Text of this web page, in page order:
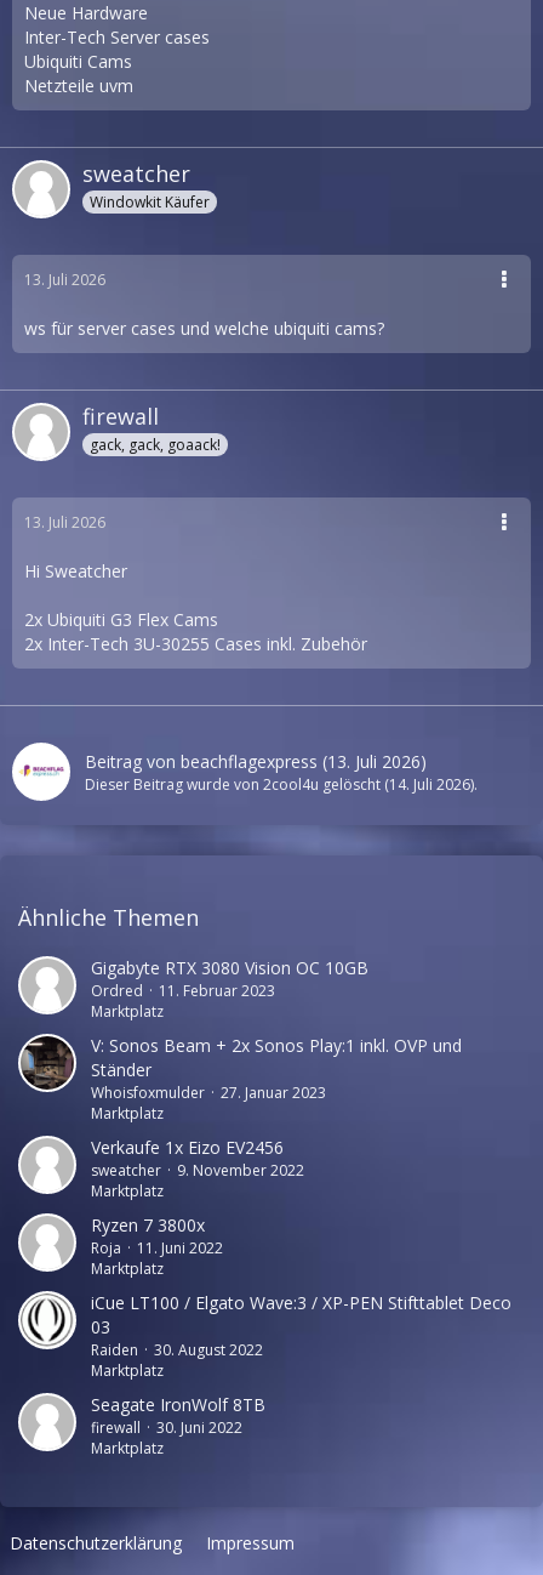
Neue Hardware
Inter-Tech Server cases
Ubiquiti Cams
Netzteile uvm
sweatcher
Windowkit Käufer
13. Juli 2026
ws für server cases und welche ubiquiti cams?
firewall
gack, gack, goaack!
13. Juli 2026
Hi Sweatcher
2x Ubiquiti G3 Flex Cams
2x Inter-Tech 3U-30255 Cases inkl. Zubehör
Beitrag von beachflagexpress (13. Juli 2026)
Dieser Beitrag wurde von 2cool4u gelöscht (14. Juli 2026).
Ähnliche Themen
Gigabyte RTX 3080 Vision OC 10GB
Ordred
11. Februar 2023
Marktplatz
V: Sonos Beam + 2x Sonos Play:1 inkl. OVP und
Ständer
Whoisfoxmulder
27. Januar 2023
Marktplatz
Verkaufe 1x Eizo EV2456
sweatcher
9. November 2022
Marktplatz
Ryzen 7 3800x
Roja
11. Juni 2022
Marktplatz
iCue LT100 / Elgato Wave:3 / XP-PEN Stifttablet Deco
03
Raiden
30. August 2022
Marktplatz
Seagate IronWolf 8TB
firewall
30. Juni 2022
Marktplatz
Datenschutzerklärung Impressum